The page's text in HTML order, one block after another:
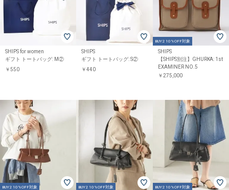
SHIPS for women
ギフト トートバッグ: M②
￥550
SHIPS
ギフト トートバッグ: S②
￥440
BUY2 10%OFF対象
SHIPS
【SHIPS別注】GHURKA: 1st
EXAMINER NO.5
￥275,000
BUY2 10%OFF対象 BUY2 10%OFF対象 BUY2 10%OFF対象